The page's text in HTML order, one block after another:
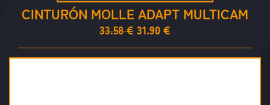
CINTURÓN MOLLE ADAPT MULTICAM
33.58 € 31.90 €